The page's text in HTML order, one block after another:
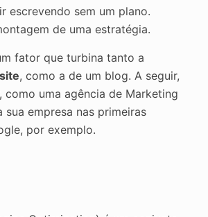
escrevendo sem um plano.
de uma estratégia.
fator que turbina tanto a
, como a de um blog. A seguir,
como uma agência de Marketing
empresa nas primeiras
por exemplo.